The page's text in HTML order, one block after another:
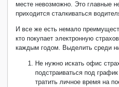
месте невозможно. Это главные
приходится сталкиваться
И все же есть немало
кто покупает электронную
каждым годом. Выделить среди
Не нужно искать офис
подстраиваться под
тратить личное время на